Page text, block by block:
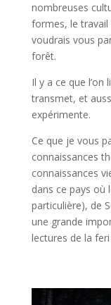
nombreuses
formes, le travail
voudrais vous
forêt.
Il y a ce que l’on
transmet, et
expérimente.
Ce que je vous
connaissances
connaissances
dans ce pays où
particulière), de
une grande
lectures de la